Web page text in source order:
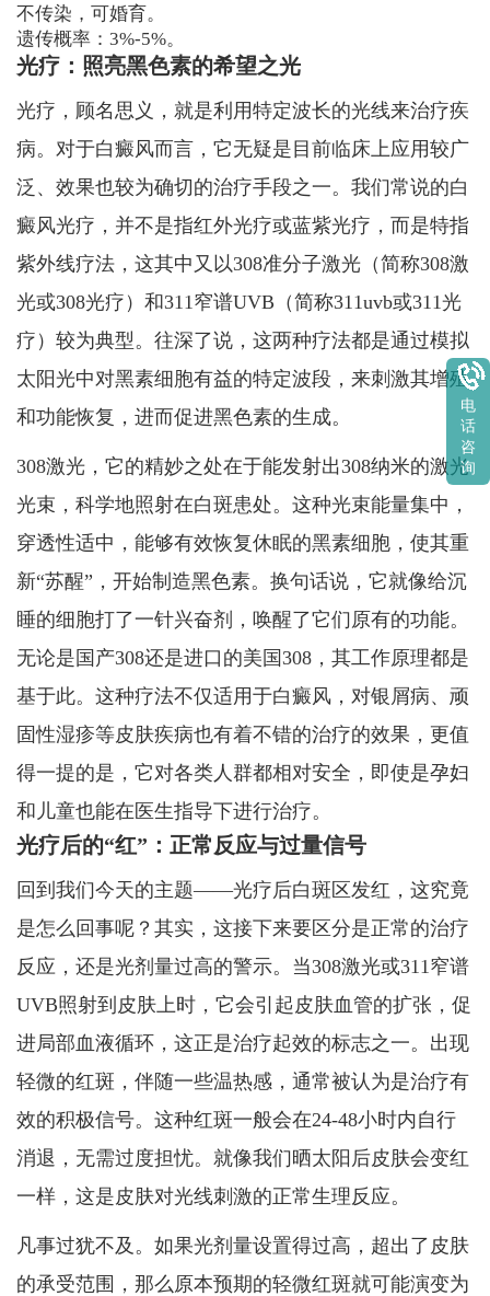
不传染，可婚育。
遗传概率：3%-5%。
光疗：照亮黑色素的希望之光
光疗，顾名思义，就是利用特定波长的光线来治疗疾
病。对于白癜风而言，它无疑是目前临床上应用较广
泛、效果也较为确切的治疗手段之一。我们常说的白
癜风光疗，并不是指红外光疗或蓝紫光疗，而是特指
紫外线疗法，这其中又以308准分子激光（简称308激
光或308光疗）和311窄谱UVB（简称311uvb或311光
疗）较为典型。往深了说，这两种疗法都是通过模拟
太阳光中对黑素细胞有益的特定波段，来刺激其增殖
和功能恢复，进而促进黑色素的生成。
308激光，它的精妙之处在于能发射出308纳米的激光
光束，科学地照射在白斑患处。这种光束能量集中，
穿透性适中，能够有效恢复休眠的黑素细胞，使其重
新“苏醒”，开始制造黑色素。换句话说，它就像给沉
睡的细胞打了一针兴奋剂，唤醒了它们原有的功能。
无论是国产308还是进口的美国308，其工作原理都是
基于此。这种疗法不仅适用于白癜风，对银屑病、顽
固性湿疹等皮肤疾病也有着不错的治疗的效果，更值
得一提的是，它对各类人群都相对安全，即使是孕妇
和儿童也能在医生指导下进行治疗。
光疗后的“红”：正常反应与过量信号
回到我们今天的主题——光疗后白斑区发红，这究竟
是怎么回事呢？其实，这接下来要区分是正常的治疗
反应，还是光剂量过高的警示。当308激光或311窄谱
UVB照射到皮肤上时，它会引起皮肤血管的扩张，促
进局部血液循环，这正是治疗起效的标志之一。出现
轻微的红斑，伴随一些温热感，通常被认为是治疗有
效的积极信号。这种红斑一般会在24-48小时内自行
消退，无需过度担忧。就像我们晒太阳后皮肤会变红
一样，这是皮肤对光线刺激的正常生理反应。
凡事过犹不及。如果光剂量设置得过高，超出了皮肤
的承受范围，那么原本预期的轻微红斑就可能演变为
电
话
咨
询